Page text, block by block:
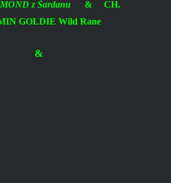
z Šardanu & CH.
GOLDIE Wild Rane
&